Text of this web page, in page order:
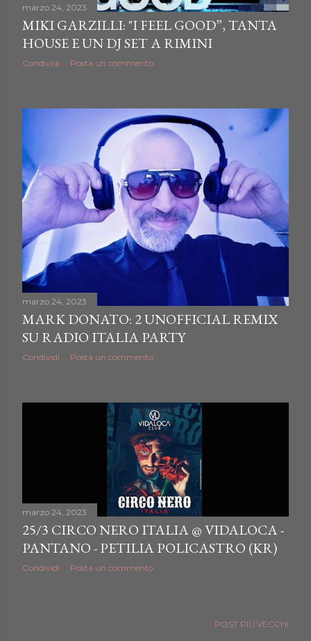
marzo 24, 2023
MIKI GARZILLI: "I FEEL GOOD”, TANTA
HOUSE E UN DJ SET A RIMINI
Condividi Posta un commento
marzo 24, 2023
MARK DONATO: 2 UNOFFICIAL REMIX
SU RADIO ITALIA PARTY
Condividi Posta un commento
marzo 24, 2023
25/3 CIRCO NERO ITALIA @ VIDALOCA -
PANTANO - PETILIA POLICASTRO (KR)
Condividi Posta un commento
POST PIÙ VECCHI